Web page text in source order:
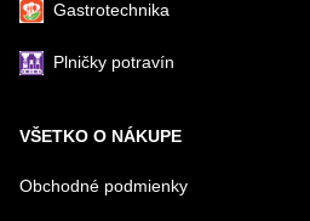
Gastrotechnika
Plničky potravín
VŠETKO O NÁKUPE
Obchodné podmienky